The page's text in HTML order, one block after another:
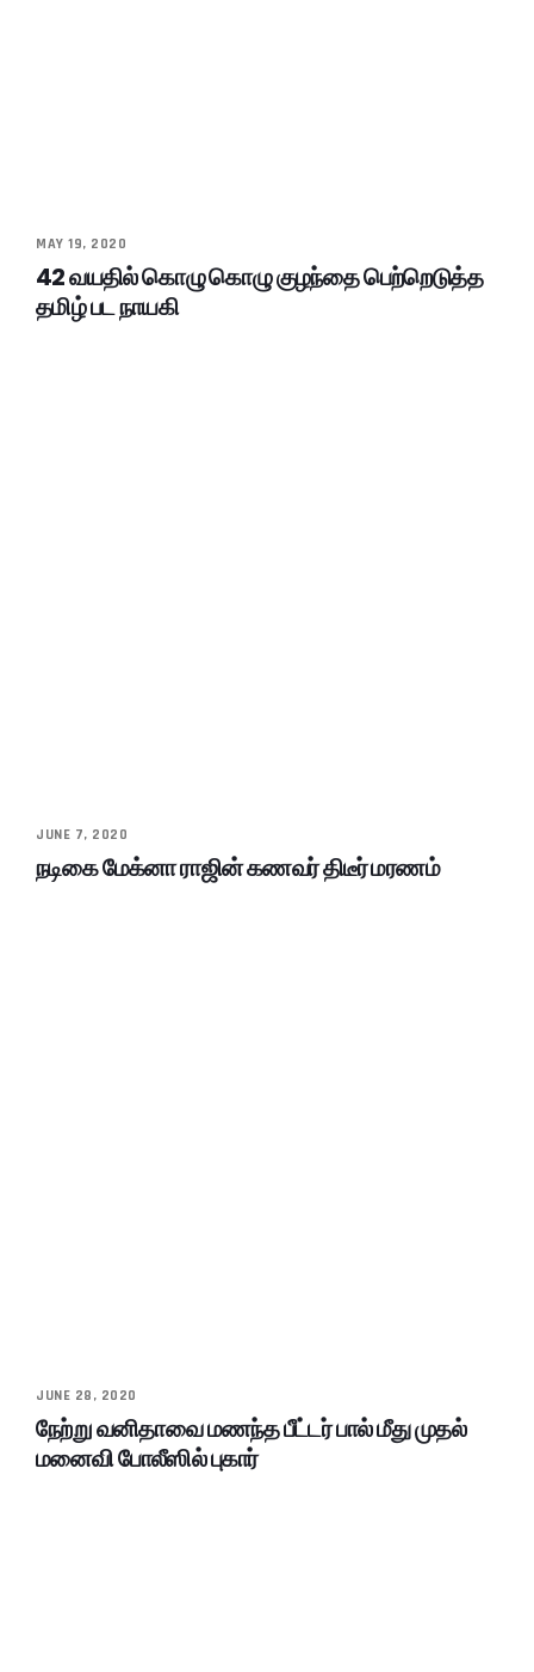
MAY 19, 2020
42 வயதில் கொழு கொழு குழந்தை பெற்றெடுத்த
தமிழ் பட நாயகி
JUNE 7, 2020
நடிகை மேக்னா ராஜின் கணவர் திடீர் மரணம்
JUNE 28, 2020
நேற்று வனிதாவை மணந்த பீட்டர் பால் மீது முதல்
மனைவி போலீஸில் புகார்